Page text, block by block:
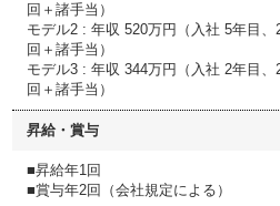
回＋諸手当）
モデル2 : 年収 520万円（入社 5年目
回＋諸手当）
モデル3 : 年収 344万円（入社 2年目
回＋諸手当）
昇給・賞与
■昇給年1回
■賞与年2回（会社規定による）